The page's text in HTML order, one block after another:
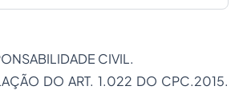
CIVIL.
DO ART. 1.022 DO CPC.2015.